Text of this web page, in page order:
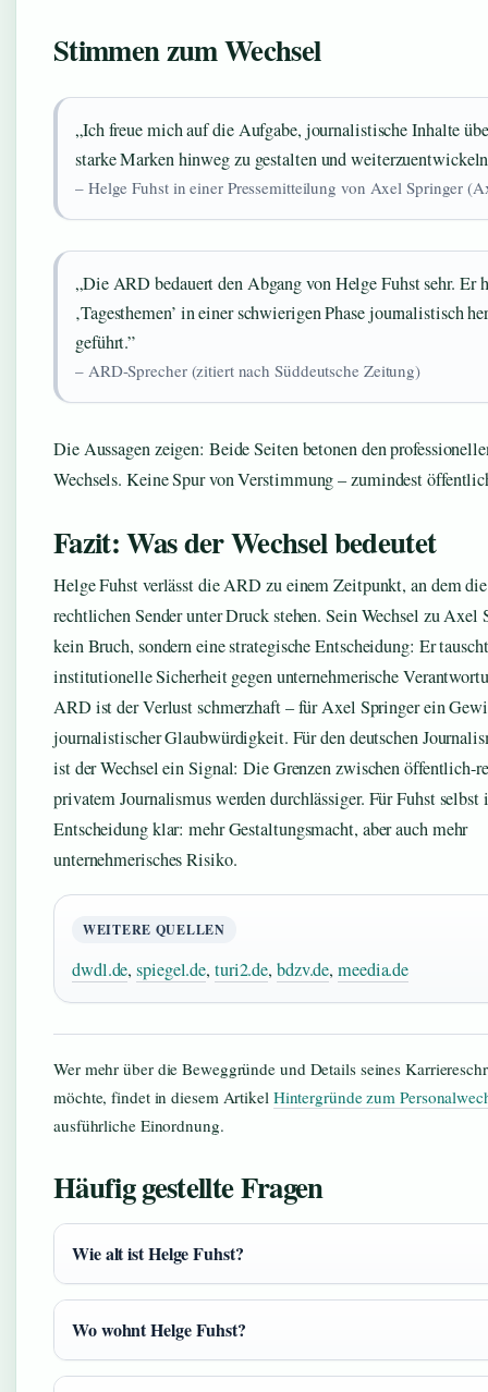
Stimmen zum Wechsel
„Ich freue mich auf die Aufgabe, journalistische Inhalte
starke Marken hinweg zu gestalten und
– Helge Fuhst in einer Pressemitteilung von Axel Springer
„Die ARD bedauert den Abgang von Helge Fuhst sehr. Er
‚Tagesthemen’ in einer schwierigen Phase journalistisch
geführt.”
– ARD-Sprecher (zitiert nach Süddeutsche Zeitung)
Die Aussagen zeigen: Beide Seiten betonen den
Wechsels. Keine Spur von Verstimmung – zumindest
Fazit: Was der Wechsel bedeutet
Helge Fuhst verlässt die ARD zu einem Zeitpunkt, an dem
rechtlichen Sender unter Druck stehen. Sein Wechsel zu Axel
kein Bruch, sondern eine strategische Entscheidung: Er
institutionelle Sicherheit gegen unternehmerische
ARD ist der Verlust schmerzhaft – für Axel Springer ein
journalistischer Glaubwürdigkeit. Für den deutschen
ist der Wechsel ein Signal: Die Grenzen zwischen öffentlich-
privatem Journalismus werden durchlässiger. Für Fuhst selbst
Entscheidung klar: mehr Gestaltungsmacht, aber auch mehr
unternehmerisches Risiko.
WEITERE QUELLEN
dwdl.de,spiegel.de, turi2.de, bdzv.de,meedia.de
Wer mehr über die Beweggründe und Details seines
möchte, findet in diesem Artikel Hintergründe zum
ausführliche Einordnung.
Häufig gestellte Fragen
Wie alt ist Helge Fuhst?
Wo wohnt Helge Fuhst?